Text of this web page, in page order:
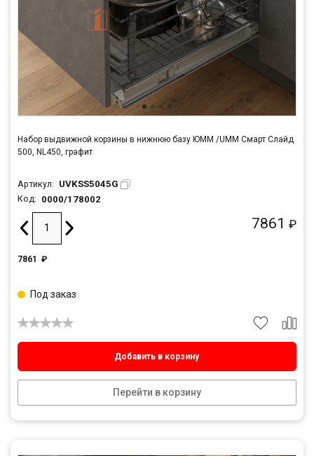
Набор выдвижной корзины в нижнюю базу ЮММ /UMM Смарт Слайд
500, NL450, графит
Артикул: UVKSS5045G
Код: 0000/178002
7861 ₽
7861 ₽
Добавить в корзину
Перейти в корзину
Под заказ